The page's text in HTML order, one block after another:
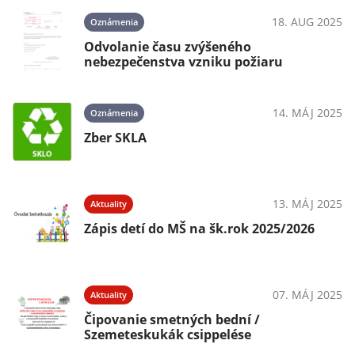
Oznámenia 18. AUG 2025
Odvolanie času zvýšeného
nebezpečenstva vzniku požiaru
Oznámenia 14. MÁJ 2025
Zber SKLA
Aktuality 13. MÁJ 2025
Zápis detí do MŠ na šk.rok 2025/2026
Aktuality 07. MÁJ 2025
Čipovanie smetných bední /
Szemeteskukák csippelése